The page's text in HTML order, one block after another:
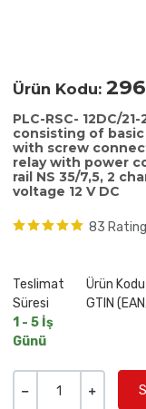
Ürün Kodu:
PLC-RSC- 12DC/21-
consisting of basic
with screw
relay with power
rail NS 35/7,5, 2
voltage 12 V DC
83
Teslimat
Süresi
1 - 5 İş
Günü
Ürün Kodu
GTIN